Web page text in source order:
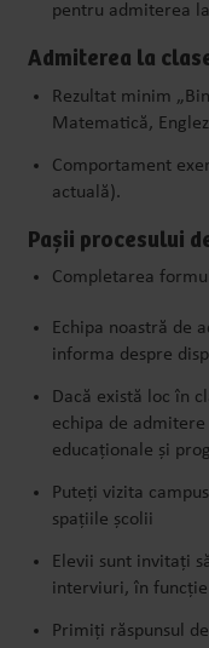
pentru admiterea
Admiterea la
Rezultat minim
Matematică,
Comportament
actuală).
Pașii procesului
Completarea
Echipa noastră de
informa despre
Dacă există loc în
echipa de
educaționale și
Puteți vizita
spațiile școlii
Elevii sunt invitați
interviuri, în funcție
Primiți răspunsul